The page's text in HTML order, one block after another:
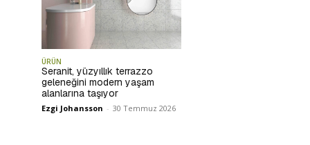
ÜRÜN
Seranit, yüzyıllık terrazzo
geleneğini modern yaşam
alanlarına taşıyor
Ezgi Johansson - 30 Temmuz 2026